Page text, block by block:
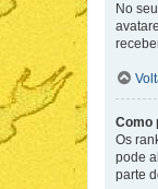
No
Como
Os
pode
parte